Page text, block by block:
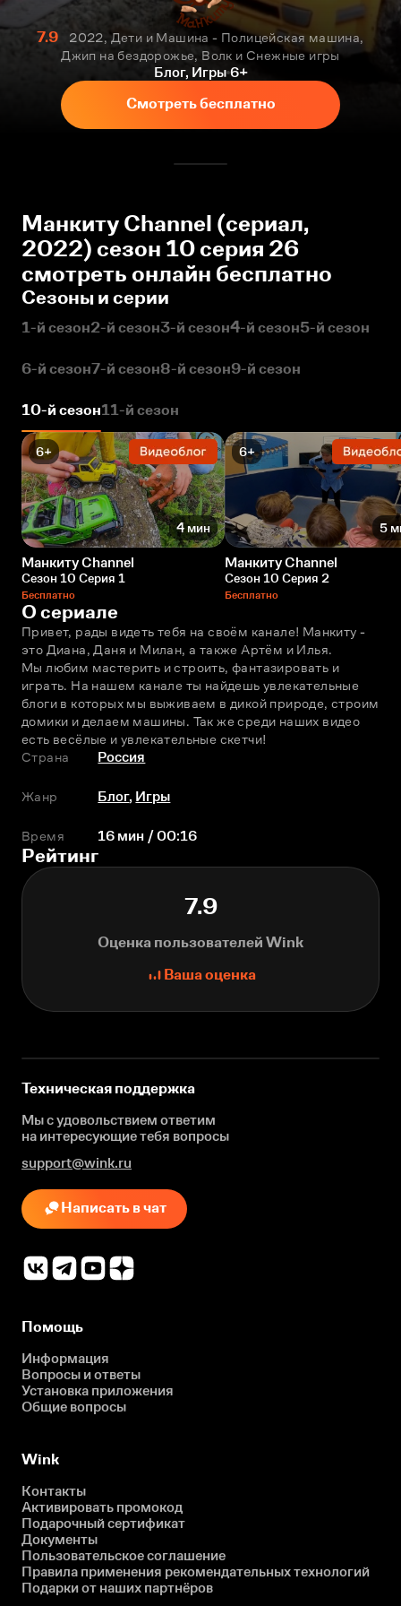
7.9
2022, Дети и Машина - Полицейская машина,
Джип на бездорожье, Волк и Снежные игры
Блог, Игры 6+
Смотреть бесплатно
Манкиту Сhannel (сериал,
2022) сезон 10 серия 26
смотреть онлайн бесплатно
Сезоны и серии
1-й сезон2-й сезон3-й сезон4-й сезон5-й сезон
6-й сезон7-й сезон8-й сезон9-й сезон
10-й сезон11-й сезон
6+
4 мин
Манкиту Сhannel
Сезон 10 Серия 1
Бесплатно
6+
5
Манкиту Сhannel
Сезон 10 Серия 2
Бесплатно
О сериале
Привет, рады видеть тебя на своём канале! Манкиту -
это Диана, Даня и Милан, а также Артём и Илья.
Мы любим мастерить и строить, фантазировать и
играть. На нашем канале ты найдешь увлекательные
блоги в которых мы выживаем в дикой природе, строим
домики и делаем машины. Так же среди наших видео
есть весёлые и увлекательные скетчи!
Страна
Россия
Жанр Блог, Игры
Время 16 мин / 00:16
Рейтинг
7.9
Оценка пользователей Wink
Ваша оценка
Техническая поддержка
Мы с удовольствием ответим
на интересующиетебя вопросы
support@wink.ru
Написать в чат
Помощь
Информация
Вопросы и ответы
Установка приложения
Общие вопросы
Wink
Контакты
Активировать промокод
Подарочный сертификат
Документы
Пользовательское соглашение
Правила применения рекомендательных технологий
Подарки от наших партнёров